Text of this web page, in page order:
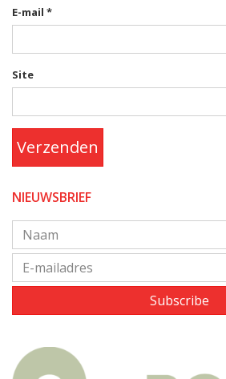
E-mail *
Site
Verzenden
NIEUWSBRIEF
Subscribe